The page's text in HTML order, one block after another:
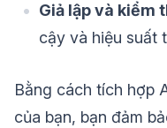
Giả lập và kiểm
cậy và hiệu suất
Bằng cách tích hợp
của bạn, bạn đảm